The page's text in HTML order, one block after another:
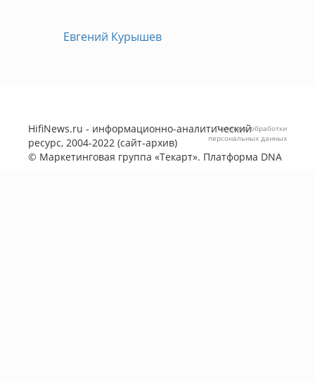
Евгений Курышев
HifiNews.ru - информационно-аналитический
ресурс, 2004-2022 (сайт-архив)
© Маркетинговая группа «Текарт». Платформа DNA
Политика обработки
персональных данных